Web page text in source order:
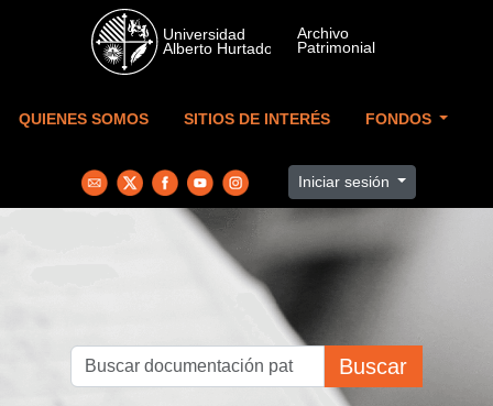
Skip to main content
QUIENES SOMOS SITIOS DE INTERÉS FONDOS
Iniciar sesión
Buscar